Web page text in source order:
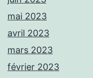
mai 2023
avril 2023
mars 2023
février 2023